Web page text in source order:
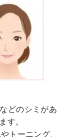
どのシミがあ
す。
トーニング、